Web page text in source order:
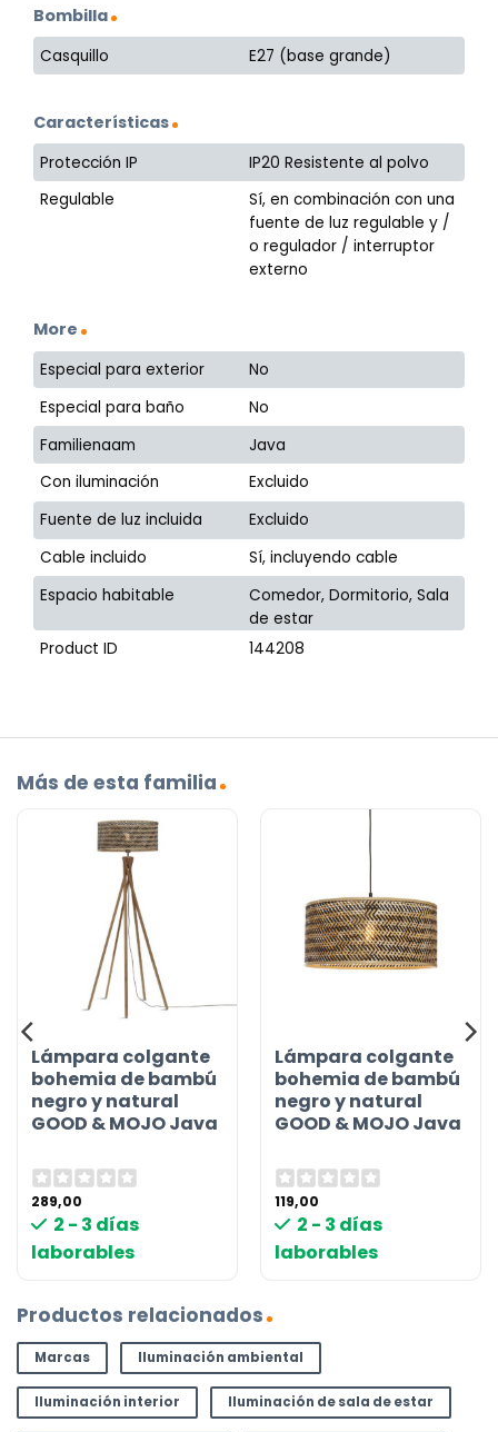
Bombilla
Casquillo E27 (base grande)
Características
Protección IP
IP20 Resistente al polvo
Regulable
Sí, en combinación con una
fuente de luz regulable y /
o regulador / interruptor
externo
More
Especial para exterior
No
Especial para baño
No
Familienaam
Java
Con iluminación
Excluido
Fuente de luz incluida
Excluido
Cable incluido
Sí, incluyendo cable
Espacio habitable
Comedor, Dormitorio, Sala
de estar
Product ID
144208
Más de esta familia
Lámpara colgante
bohemia de bambú
negro y natural
GOOD & MOJO Java
289,00
2 - 3 días
laborables
Lámpara colgante
bohemia de bambú
negro y natural
GOOD & MOJO Java
119,00
2 - 3 días
laborables
Productos relacionados
Marcas Iluminación ambiental
Iluminación interior Iluminación de sala de estar